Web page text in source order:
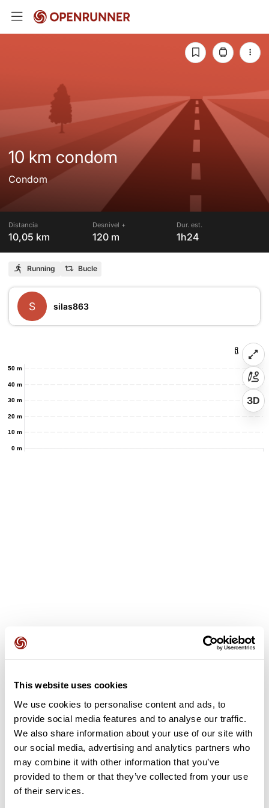
This website uses cookies
We use cookies to personalise content and ads, to
provide social media features and to analyse our traffic.
We also share information about your use of our site with
our social media, advertising and analytics partners who
may combine it with other information that you’ve
provided to them or that they’ve collected from your use
of their services.
10 km condom
Condom
Distancia
10,05 km
Desnivel +
120 m
Dur. est.
1h24
Running Bucle
S silas863
0 m
10 m
20 m
30 m
40 m
50 m
3D
Opiniones de los usuarios
Este recorrido aún no contiene opiniones. ¿Ya lo has
Añadir una opinión